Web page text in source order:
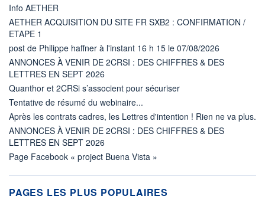
Info AETHER
AETHER ACQUISITION DU SITE FR SXB2 : CONFIRMATION /
ETAPE 1
post de Philippe haffner à l'instant 16 h 15 le 07/08/2026
ANNONCES À VENIR DE 2CRSI : DES CHIFFRES & DES
LETTRES EN SEPT 2026
Quanthor et 2CRSi s’associent pour sécuriser
Tentative de résumé du webinaire...
Après les contrats cadres, les Lettres d'intention ! Rien ne va plus.
ANNONCES À VENIR DE 2CRSI : DES CHIFFRES & DES
LETTRES EN SEPT 2026
Page Facebook « project Buena Vista »
PAGES LES PLUS POPULAIRES